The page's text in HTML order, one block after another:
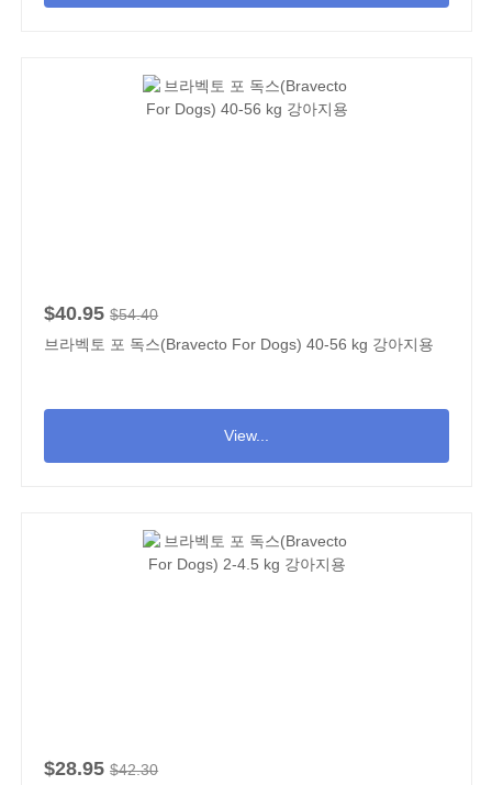
$40.95 $54.40
브라벡토 포 독스(Bravecto For Dogs) 40-56 kg 강아지용
View...
$28.95 $42.30